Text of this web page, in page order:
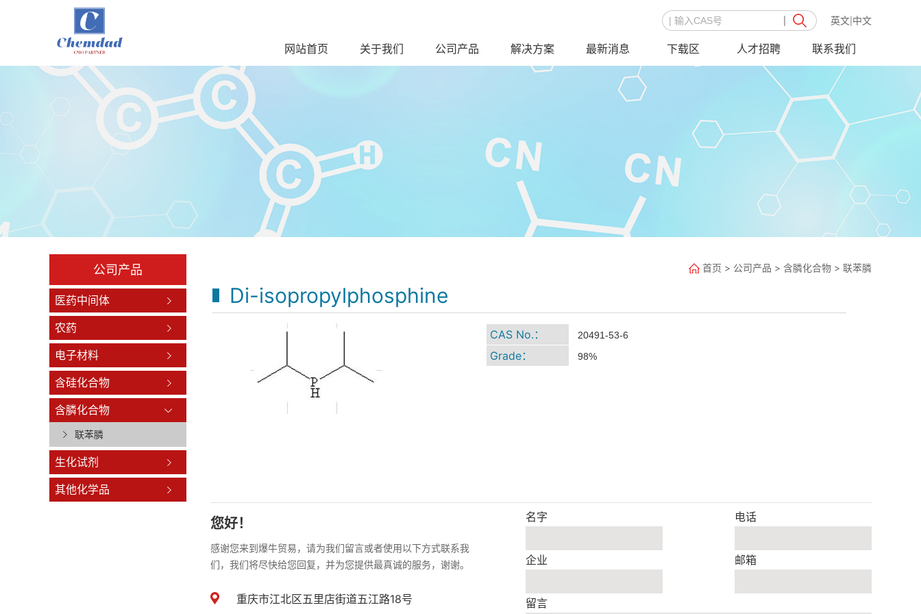
英文 中文
网站首页 关于我们 公司产品 解决方案 最新消息 下载区 人才招聘 联系我们
公司产品
医药中间体
农药
电子材料
含硅化合物
含膦化合物
联苯膦
生化试剂
其他化学品
首页 > 公司产品 > 含膦化合物 > 联苯膦
Di-isopropylphosphine
CAS No.： 20491-53-6
Grade： 98%
您好！
感谢您来到爆牛贸易，请为我们留言或者使用以下方式联系我
们，我们将尽快给您回复，并为您提供最真诚的服务，谢谢。
重庆市江北区五里店街道五江路18号
名字 电话
企业 邮箱
留言